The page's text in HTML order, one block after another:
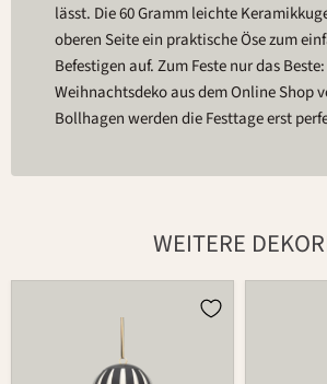
lässt. Die 60 Gramm leichte
oberen Seite ein praktische Öse zum
Befestigen auf. Zum Feste nur das
Weihnachtsdeko aus dem Online Shop
Bollhagen werden die Festtage erst
WEITERE